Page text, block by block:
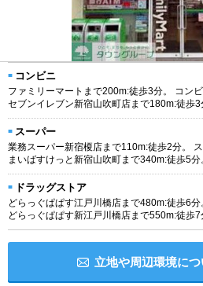
コンビニ
ファミリーマートまで200m:徒歩3分。 コンビ
セブンイレブン新宿山吹町店まで180m:徒歩3
スーパー
業務スーパー新宿榎店まで110m:徒歩2分。
まいばすけっと新宿山吹町まで340m:徒歩5分
ドラッグストア
どらっぐぱぱす江戸川橋店まで480m:徒歩6
どらっぐぱぱす新江戸川橋店まで550m:徒歩7
立地や周辺環境につ